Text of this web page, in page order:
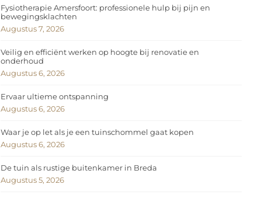
Fysiotherapie Amersfoort: professionele hulp bij pijn en
bewegingsklachten
Augustus 7, 2026
Veilig en efficiënt werken op hoogte bij renovatie en
onderhoud
Augustus 6, 2026
Ervaar ultieme ontspanning
Augustus 6, 2026
Waar je op let als je een tuinschommel gaat kopen
Augustus 6, 2026
De tuin als rustige buitenkamer in Breda
Augustus 5, 2026